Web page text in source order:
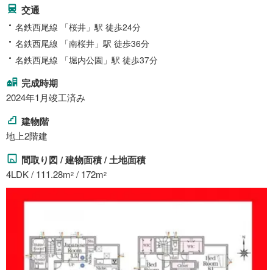
交通
名鉄西尾線 「桜井」駅 徒歩24分
名鉄西尾線 「南桜井」駅 徒歩36分
名鉄西尾線 「堀内公園」駅 徒歩37分
完成時期
2024年1月竣工済み
建物階
地上2階建
間取り図 / 建物面積 / 土地面積
4LDK / 111.28m2 / 172m2